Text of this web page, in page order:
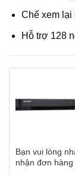
Chế xem lại
Hỗ trợ 128
Bạn vui lòng
nhận đơn